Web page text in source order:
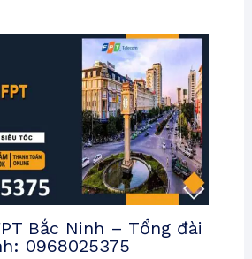
Bắc Ninh – Tổng đài
0968025375